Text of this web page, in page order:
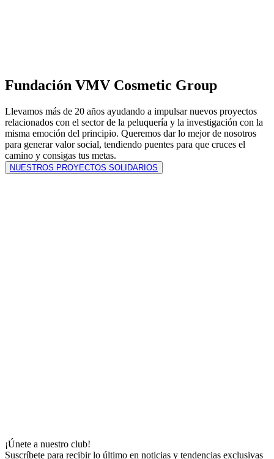
Fundación VMV Cosmetic Group
Llevamos más de 20 años ayudando a impulsar nuevos proyectos
relacionados con el sector de la peluquería y la investigación con la
misma emoción del principio. Queremos dar lo mejor de nosotros
para generar valor social, tendiendo puentes para que cruces el
camino y consigas tus metas.
NUESTROS PROYECTOS SOLIDARIOS
¡Únete a nuestro club!
Suscríbete para recibir lo último en noticias y tendencias exclusivas